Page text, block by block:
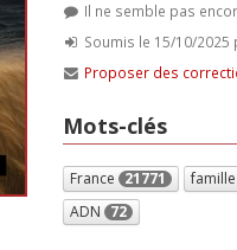
Il ne semble pas
Soumis le 15/10/2025
Proposer des
Mots-clés
France 21771 famille
ADN 72